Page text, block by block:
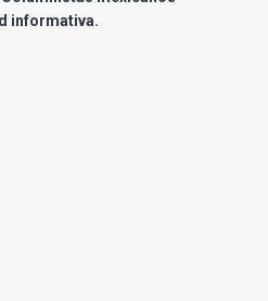
informativa.